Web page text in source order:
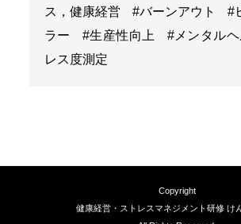
ス，健康経営
#バーンアウト
#
ラー
#生産性向上 #メンタルヘ
レス度測定
Copyright
健康経営・ストレスマネジメント研修 け